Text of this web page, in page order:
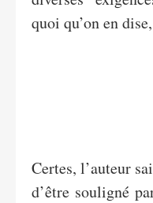
quoi qu’on en
Certes, l’auteur
d’être souligné